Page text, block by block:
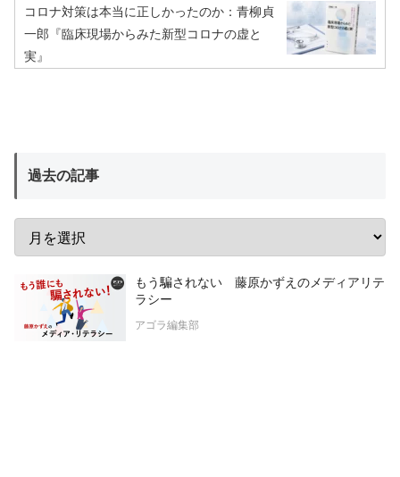
コロナ対策は本当に正しかったのか：青柳貞
一郎『臨床現場からみた新型コロナの虚と
実』
過去の記事
もう騙されない 藤原かずえのメディアリテ
ラシー
アゴラ編集部